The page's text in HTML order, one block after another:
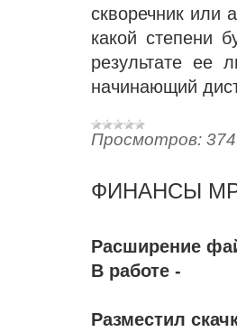
скворечник или
какой степени
результате ее
начинающий
Просмотров: 374
ФИНАНСЫ
Расширение
В работе -
Разместил